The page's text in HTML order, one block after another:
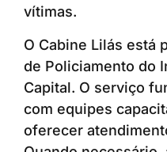
vítimas.
O Cabine Lilás está
de Policiamento do
Capital. O serviço
com equipes
oferecer